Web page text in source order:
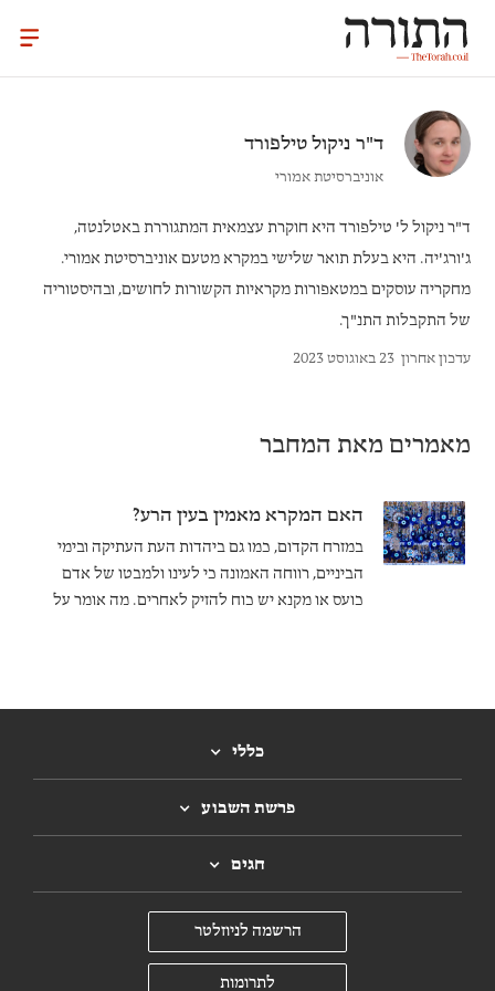
ד"ר ניקול טילפורד
אוניברסיטת אמורי
ד"ר ניקול ל' טילפורד היא חוקרת עצמאית המתגוררת באטלנטה,
ג'ורג'יה. היא בעלת תואר שלישי במקרא מטעם אוניברסיטת אמורי.
מחקריה עוסקים במטאפורות מקראיות הקשורות לחושים, ובהיסטוריה
של התקבלות התנ"ך.
עדכון אחרון 23 באוגוסט 2023
מאמרים מאת המחבר
האם המקרא מאמין בעין הרע?
במזרח הקדום, כמו גם ביהדות העת העתיקה ובימי
הביניים, רווחה האמונה כי לעינו ולמבטו של אדם
כועס או מקנא יש כוח להזיק לאחרים. מה אומר על
כללי
פרשת השבוע
חגים
הרשמה לניוזלטר
לתרומות